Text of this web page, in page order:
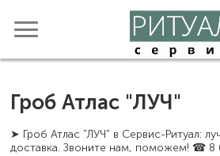
Гроб Атлас "ЛУЧ"
➤ Гроб Атлас "ЛУЧ" в Сервис-Ритуал:
доставка. Звоните нам, поможем! ☎ 8